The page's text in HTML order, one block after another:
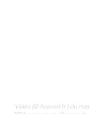
Vidéo (© Koprod.fr ) du